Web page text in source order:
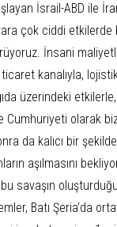
İsrail-ABD ile
çok ciddi etkilerde
İnsani
kanalıyla,
üzerindeki
olarak
da kalıcı bir
aşılmasını
savaşın
Batı Şeria'da